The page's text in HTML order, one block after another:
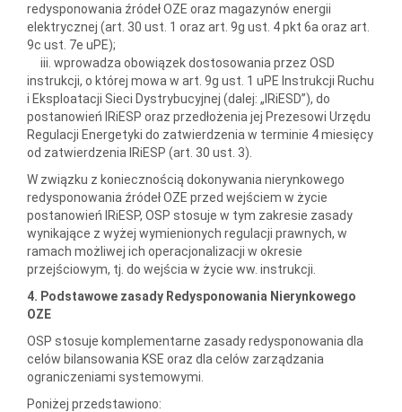
redysponowania źródeł OZE oraz magazynów energii
elektrycznej (art. 30 ust. 1 oraz art. 9g ust. 4 pkt 6a oraz art.
9c ust. 7e uPE);
iii. wprowadza obowiązek dostosowania przez OSD
instrukcji, o której mowa w art. 9g ust. 1 uPE Instrukcji Ruchu
i Eksploatacji Sieci Dystrybucyjnej (dalej: „IRiESD”), do
postanowień IRiESP oraz przedłożenia jej Prezesowi Urzędu
Regulacji Energetyki do zatwierdzenia w terminie 4 miesięcy
od zatwierdzenia IRiESP (art. 30 ust. 3).
W związku z koniecznością dokonywania nierynkowego
redysponowania źródeł OZE przed wejściem w życie
postanowień IRiESP, OSP stosuje w tym zakresie zasady
wynikające z wyżej wymienionych regulacji prawnych, w
ramach możliwej ich operacjonalizacji w okresie
przejściowym, tj. do wejścia w życie ww. instrukcji.
4. Podstawowe zasady Redysponowania Nierynkowego
OZE
OSP stosuje komplementarne zasady redysponowania dla
celów bilansowania KSE oraz dla celów zarządzania
ograniczeniami systemowymi.
Poniżej przedstawiono: